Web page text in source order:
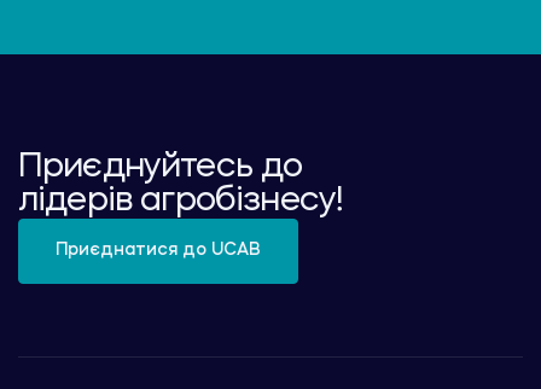
Приєднуйтесь до
лідерів агробізнесу!
Приєднатися до UCAB